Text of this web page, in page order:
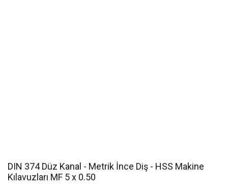
DIN 374 Düz Kanal - Metrik İnce Diş - HSS Makine
Kılavuzları MF 5 x 0.50